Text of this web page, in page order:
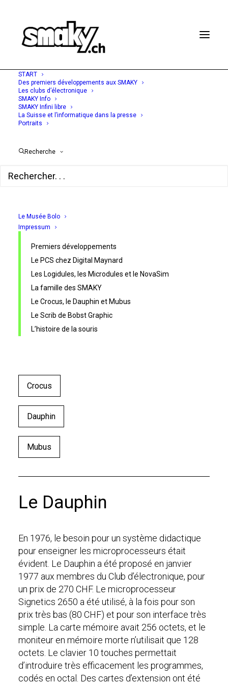
START
Des premiers développements aux SMAKY
Les clubs d’électronique
SMAKY Info
SMAKY Infini libre
La Suisse et l’informatique dans la presse
Portraits
Recherche
Le Musée Bolo
Impressum
1976 – 1982
Mubus
Chapitres
Premiers développements
Le PCS chez Digital Maynard
Les Logidules, les Microdules et le NovaSim
La famille des SMAKY
Le Crocus, le Dauphin et Mubus
Le Scrib de Bobst Graphic
L’histoire de la souris
Crocus
Dauphin
Mubus
Le Dauphin
En 1976, le besoin pour un système didactique
pour enseigner les microprocesseurs était
évident. Le Dauphin a été proposé en janvier
1977 aux membres du Club d’électronique, pour
un prix de 270 CHF. Le microprocesseur
Signetics 2650 a été utilisé, à la fois pour son
prix très bas (80 CHF) et pour son interface très
simple. La carte mémoire avait 256 octets, et le
moniteur en mémoire morte n’utilisait que 128
octets. Le clavier 10 touches permettait
d’introduire très efficacement les programmes,
codés en octal. Des cartes d’extension ont été